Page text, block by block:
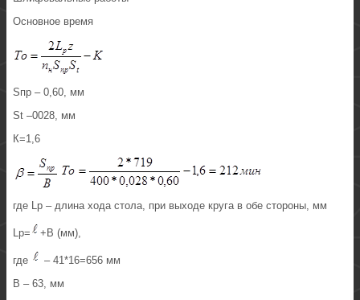
Основное время
Sпр – 0,60, мм
St –0028, мм
К=1,6
где Lp – длина хода стола, при выходе круга в обе стороны, мм
Lp= +B (мм),
где
– 41*16=656 мм
В – 63, мм